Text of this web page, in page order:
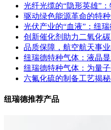
光纤光缆的“隐形英雄”
驱动绿色能源革命的特
光伏产业的“血液”：纽
创新催化剂助力二氧化
品质保障，航空航天事
纽瑞德特种气体：液晶
纽瑞德特种气体：为量
六氟化硫的制备工艺揭
纽瑞德推荐产品